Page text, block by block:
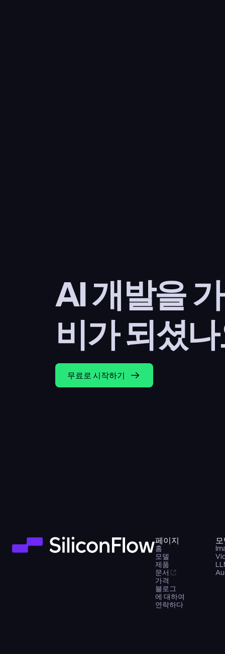
AI 개발을
비가 되셨
무료로 시작하기
페이지
홈
모델
제품
문서
가격
블로그
에 대하여
연락하다